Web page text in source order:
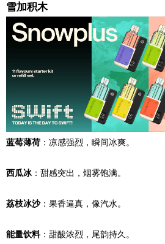
雪加积木
蓝莓薄荷 ：凉感强烈，瞬间冰爽。
西瓜冰 ：甜感突出，烟雾饱满。
荔枝冰沙：果香逼真，像汽水。
能量饮料：甜酸浓烈，尾韵持久。